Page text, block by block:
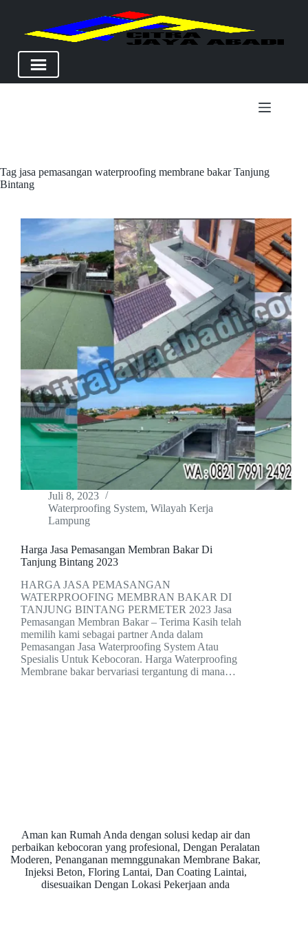
Tag jasa pemasangan waterproofing membrane bakar Tanjung
Bintang
Juli 8, 2023
Waterproofing System, Wilayah Kerja
Lampung
Harga Jasa Pemasangan Membran Bakar Di
Tanjung Bintang 2023
HARGA JASA PEMASANGAN
WATERPROOFING MEMBRAN BAKAR DI
TANJUNG BINTANG PERMETER 2023 Jasa
Pemasangan Membran Bakar – Terima Kasih telah
memilih kami sebagai partner Anda dalam
Pemasangan Jasa Waterproofing System Atau
Spesialis Untuk Kebocoran. Harga Waterproofing
Membrane bakar bervariasi tergantung di mana…
Aman kan Rumah Anda dengan solusi kedap air dan
perbaikan kebocoran yang profesional, Dengan Peralatan
Moderen, Penanganan memnggunakan Membrane Bakar,
Injeksi Beton, Floring Lantai, Dan Coating Laintai,
disesuaikan Dengan Lokasi Pekerjaan anda